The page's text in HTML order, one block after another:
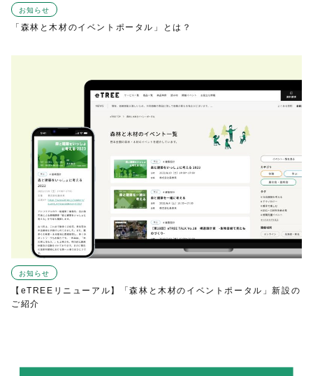
お知らせ
「森林と木材のイベントポータル」とは？
お知らせ
【eTREEリニューアル】「森林と木材のイベントポータル」新設の
ご紹介